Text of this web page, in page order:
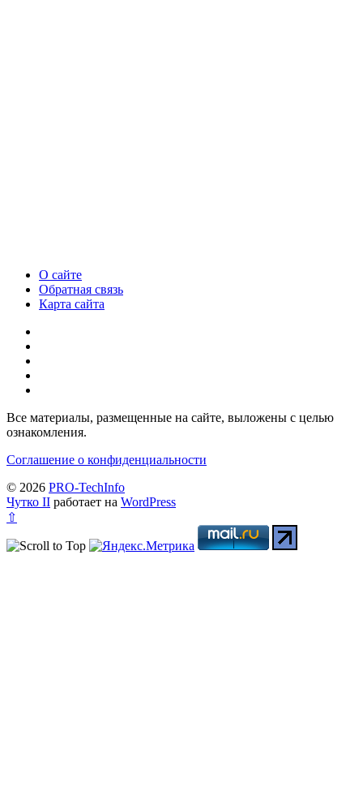
О сайте
Обратная связь
Карта сайта
Все материалы, размещенные на сайте, выложены с целью
ознакомления.
Соглашение о конфиденциальности
© 2026 PRO-TechInfo
Чутко II работает на WordPress
⇧